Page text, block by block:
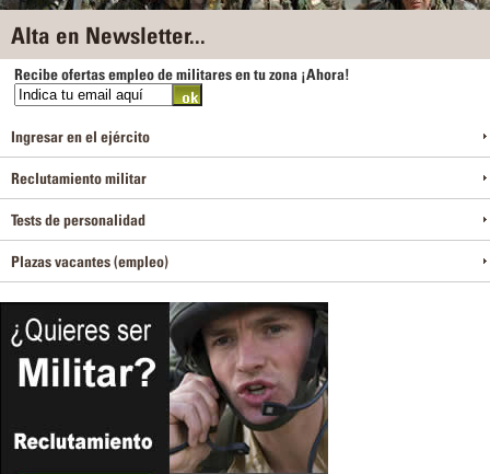
Alta en Newsletter...
Recibe ofertas empleo de militares en tu zona ¡Ahora!
Ingresar en el ejército
Reclutamiento militar
Tests de personalidad
Plazas vacantes (empleo)